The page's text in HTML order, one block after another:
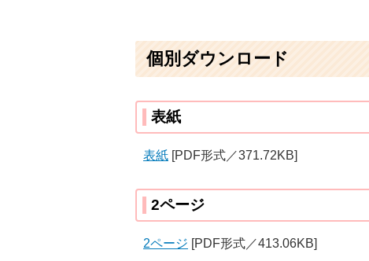
個別ダウンロード
表紙
表紙 [PDF形式／371.72KB]
2ページ
2ページ [PDF形式／413.06KB]